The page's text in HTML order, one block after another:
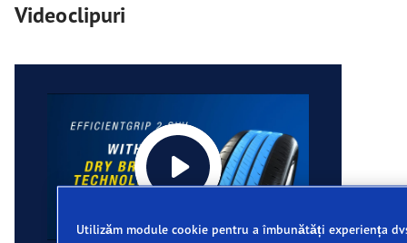
Videoclipuri
Utilizăm module cookie pentru a îmbunătăți experiența